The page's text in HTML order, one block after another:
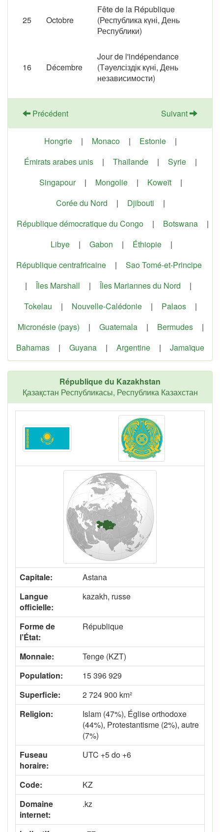
25 Octobre
Fête de la République
(Республика күні, День
Республики)
16 Décembre
Jour de l'indépendance
(Тәуелсіздік күні, День
независимости)
Précédent Suivant
Hongrie | Monaco | Estonie
|
Émirats arabes unis
| Thaïlande | Syrie
|
Singapour
| Mongolie | Koweït
|
Corée du Nord
| Djibouti
|
République démocratique du Congo
| Botswana
|
Libye
| Gabon | Éthiopie
|
République centrafricaine
|
Sao Tomé-et-Principe
|
Îles Marshall | Îles Mariannes du Nord
|
Tokelau
| Nouvelle-Calédonie | Palaos
|
Micronésie (pays)
| Guatemala | Bermudes
|
Bahamas
| Guyana | Argentine | Jamaïque
République du Kazakhstan
Қазақстан Республикасы, Республика Казахстан
Capitale:
Astana
Langue
officielle:
kazakh, russe
Forme de
l’État:
République
Monnaie:
Tenge (KZT)
Population:
15 396 929
Superficie:
2 724 900 km²
Religion:
Islam (47%), Église orthodoxe
(44%), Protestantisme (2%), autre
(7%)
Fuseau
horaire:
UTC +5 do +6
Code:
KZ
Domaine
internet:
.kz